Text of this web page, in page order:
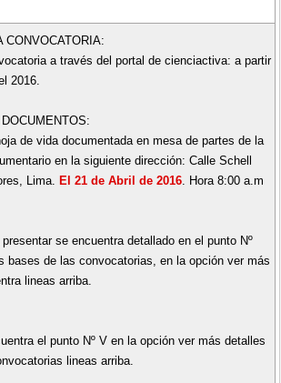
CONVOCATORIA:
a través del portal de cienciactiva: a partir
2016.
de vida documentada en mesa de partes de la
en la siguiente dirección: Calle Schell
Lima. El 21 de Abril de 2016. Hora 8:00 a.m
se encuentra detallado en el punto Nº
bases de las convocatorias, en la opción ver más
lineas arriba.
el punto Nº V en la opción ver más detalles
lineas arriba.